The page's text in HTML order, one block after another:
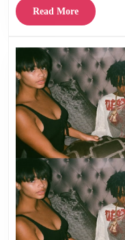
Read MoreRead
More